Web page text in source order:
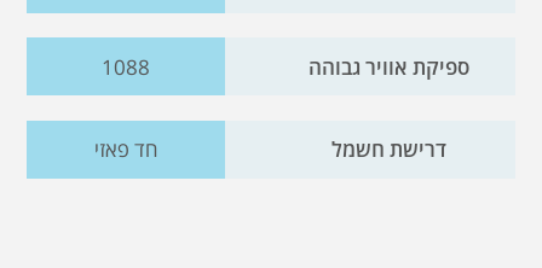
ספיקת אוויר גבוהה 1088
דרישת חשמל חד פאזי